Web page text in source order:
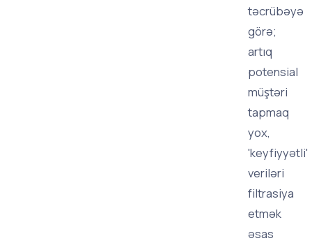
təcrübəyə
görə;
artıq
potensial
müştəri
tapmaq
yox,
'keyfiyyətli'
veriləri
filtrasiya
etmək
əsas